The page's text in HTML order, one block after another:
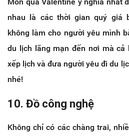
nhau là các thời gian quý giá
không làm cho người yêu mình
du lịch lãng mạn đến nơi mà cả
xếp lịch và đưa người yêu đi du
nhé!
10. Đồ công nghệ
Không chỉ có các chàng trai,